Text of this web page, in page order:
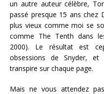
un autre auteur célèbre,
passé presque 15 ans chez
plus vieux comme moi se
comme The Tenth dans
2000). Le résultat est
obsessions de Snyder,
transpire sur chaque page.
Mais ne vous attendez